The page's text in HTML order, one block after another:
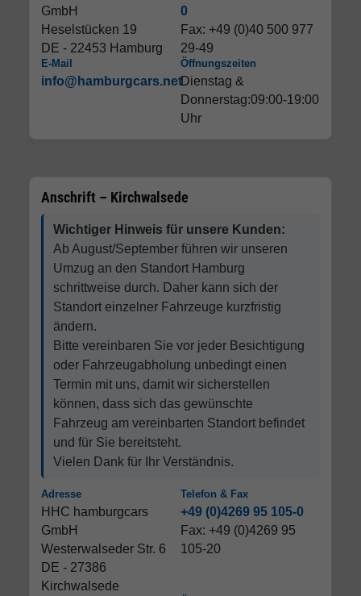
GmbH
Heselstücken 19
DE - 22453 Hamburg
0
Fax: +49 (0)40 500 977
29-49
E-Mail
info@hamburgcars.net
Öffnungszeiten
Dienstag &
Donnerstag:09:00-19:00
Uhr
Anschrift – Kirchwalsede
Wichtiger Hinweis für unsere Kunden:
Ab August/September führen wir unseren
Umzug an den Standort Hamburg
schrittweise durch. Daher kann sich der
Standort einzelner Fahrzeuge kurzfristig
ändern.
Bitte vereinbaren Sie vor jeder Besichtigung
oder Fahrzeugabholung unbedingt einen
Termin mit uns, damit wir sicherstellen
können, dass sich das gewünschte
Fahrzeug am vereinbarten Standort befindet
und für Sie bereitsteht.
Vielen Dank für Ihr Verständnis.
Adresse
HHC hamburgcars
GmbH
Westerwalseder Str. 6
DE - 27386
Kirchwalsede
Telefon & Fax
+49 (0)4269 95 105-0
Fax: +49 (0)4269 95
105-20